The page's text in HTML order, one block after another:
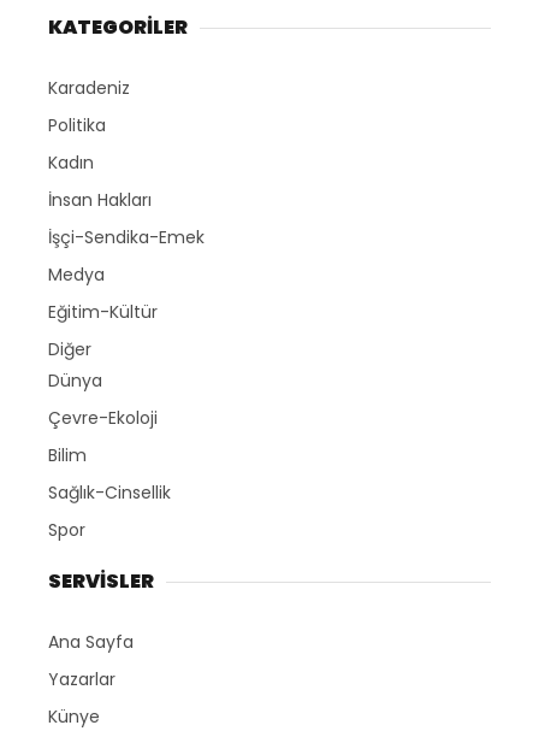
KATEGORİLER
Karadeniz
Politika
Kadın
İnsan Hakları
İşçi-Sendika-Emek
Medya
Eğitim-Kültür
Diğer
Dünya
Çevre-Ekoloji
Bilim
Sağlık-Cinsellik
Spor
SERVİSLER
Ana Sayfa
Yazarlar
Künye